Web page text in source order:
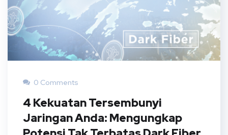
0 Comments
4 Kekuatan Tersembunyi
Jaringan Anda: Mengungkap